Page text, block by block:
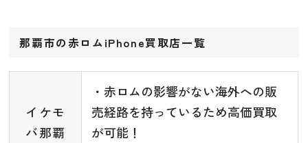
那覇市の赤ロムiPhone買取店一覧
イケモ
バ那覇
・赤ロムの影響がない海外への販
売経路を持っているため高価買取
が可能！